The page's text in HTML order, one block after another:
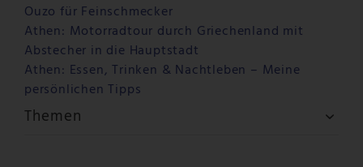
Ouzo für Feinschmecker
Athen: Motorradtour durch Griechenland mit
Abstecher in die Hauptstadt
Athen: Essen, Trinken & Nachtleben – Meine
persönlichen Tipps
Themen